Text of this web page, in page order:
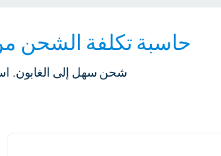
حاسبة تكلفة الشحن من
شحن سهل إلى الغابون.